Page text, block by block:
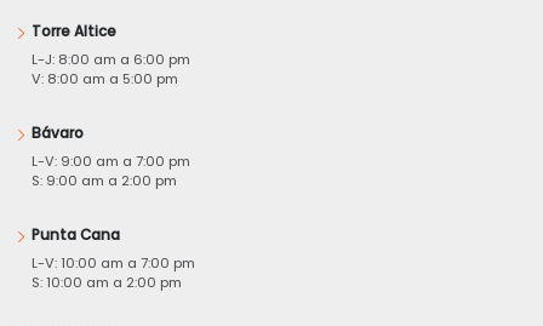
Torre Altice
L-J: 8:00 am a 6:00 pm
V: 8:00 am a 5:00 pm
Bávaro
L-V: 9:00 am a 7:00 pm
S: 9:00 am a 2:00 pm
Punta Cana
L-V: 10:00 am a 7:00 pm
S: 10:00 am a 2:00 pm